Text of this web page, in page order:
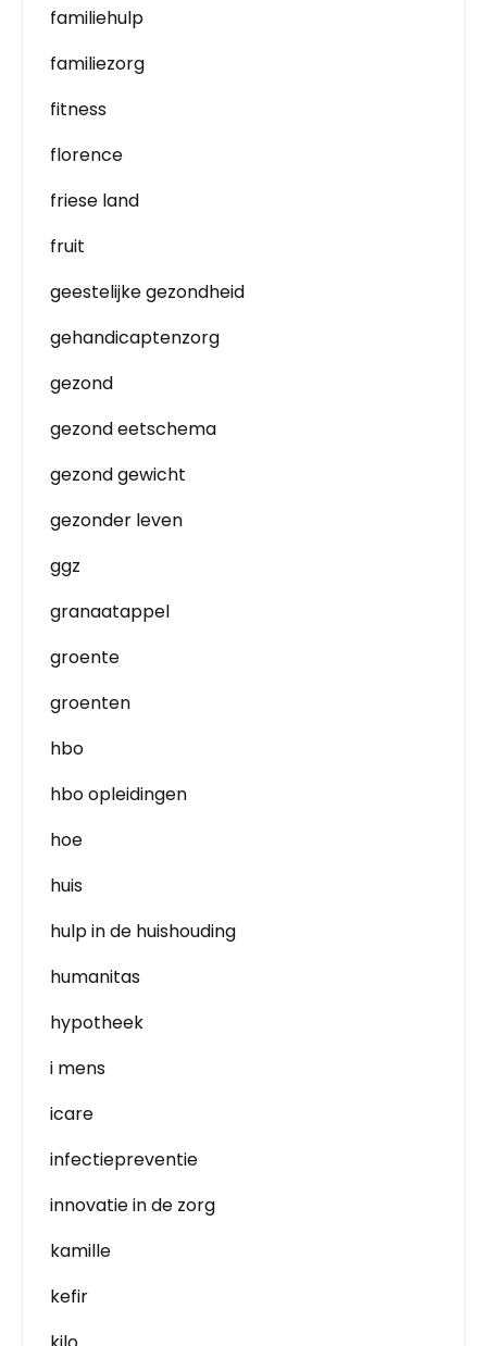
familiehulp
familiezorg
fitness
florence
friese land
fruit
geestelijke gezondheid
gehandicaptenzorg
gezond
gezond eetschema
gezond gewicht
gezonder leven
ggz
granaatappel
groente
groenten
hbo
hbo opleidingen
hoe
huis
hulp in de huishouding
humanitas
hypotheek
i mens
icare
infectiepreventie
innovatie in de zorg
kamille
kefir